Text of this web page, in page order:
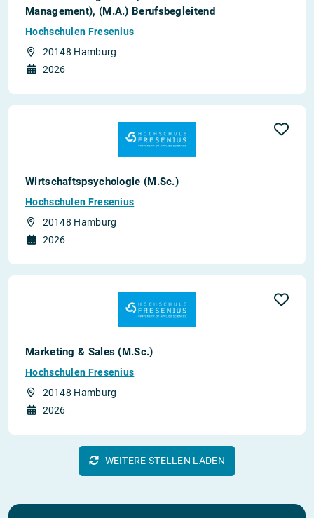
Management), (M.A.) Berufsbegleitend
Hochschulen Fresenius
20148 Hamburg
2026
Wirtschaftspsychologie (M.Sc.)
Hochschulen Fresenius
20148 Hamburg
2026
Marketing & Sales (M.Sc.)
Hochschulen Fresenius
20148 Hamburg
2026
WEITERE STELLEN LADEN